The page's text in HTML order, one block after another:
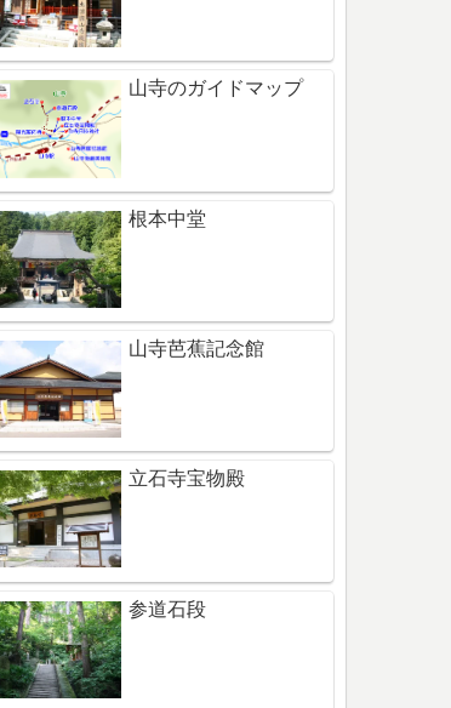
山寺のガイドマップ
根本中堂
山寺芭蕉記念館
立石寺宝物殿
参道石段